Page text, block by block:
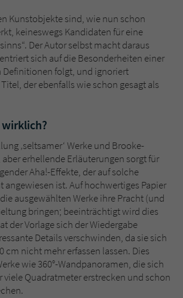
Kunstobjekte sind, wie nun schon
keineswegs Kandidaten für eine
Der Autor selbst macht daraus
sich auf die Besonderheiten einer
Definitionen folgt, und ignoriert
der ebenfalls wie schon gesagt als
wirklich?
‚seltsamer‘ Werke und Brooke-
erhellende Erläuterungen sorgt für
Aha!-Effekte, der auf solche
ist. Auf hochwertiges Papier
ausgewählten Werke ihre Pracht (und
bringen; beeinträchtigt wird dies
der Vorlage sich der Wiedergabe
Details verschwinden, da sie sich
cm nicht mehr erfassen lassen. Dies
wie 360°-Wandpanoramen, die sich
viele Quadratmeter erstrecken und schon